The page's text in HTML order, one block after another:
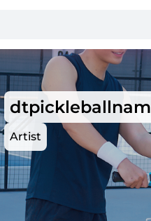
dtpickleballnam
Artist